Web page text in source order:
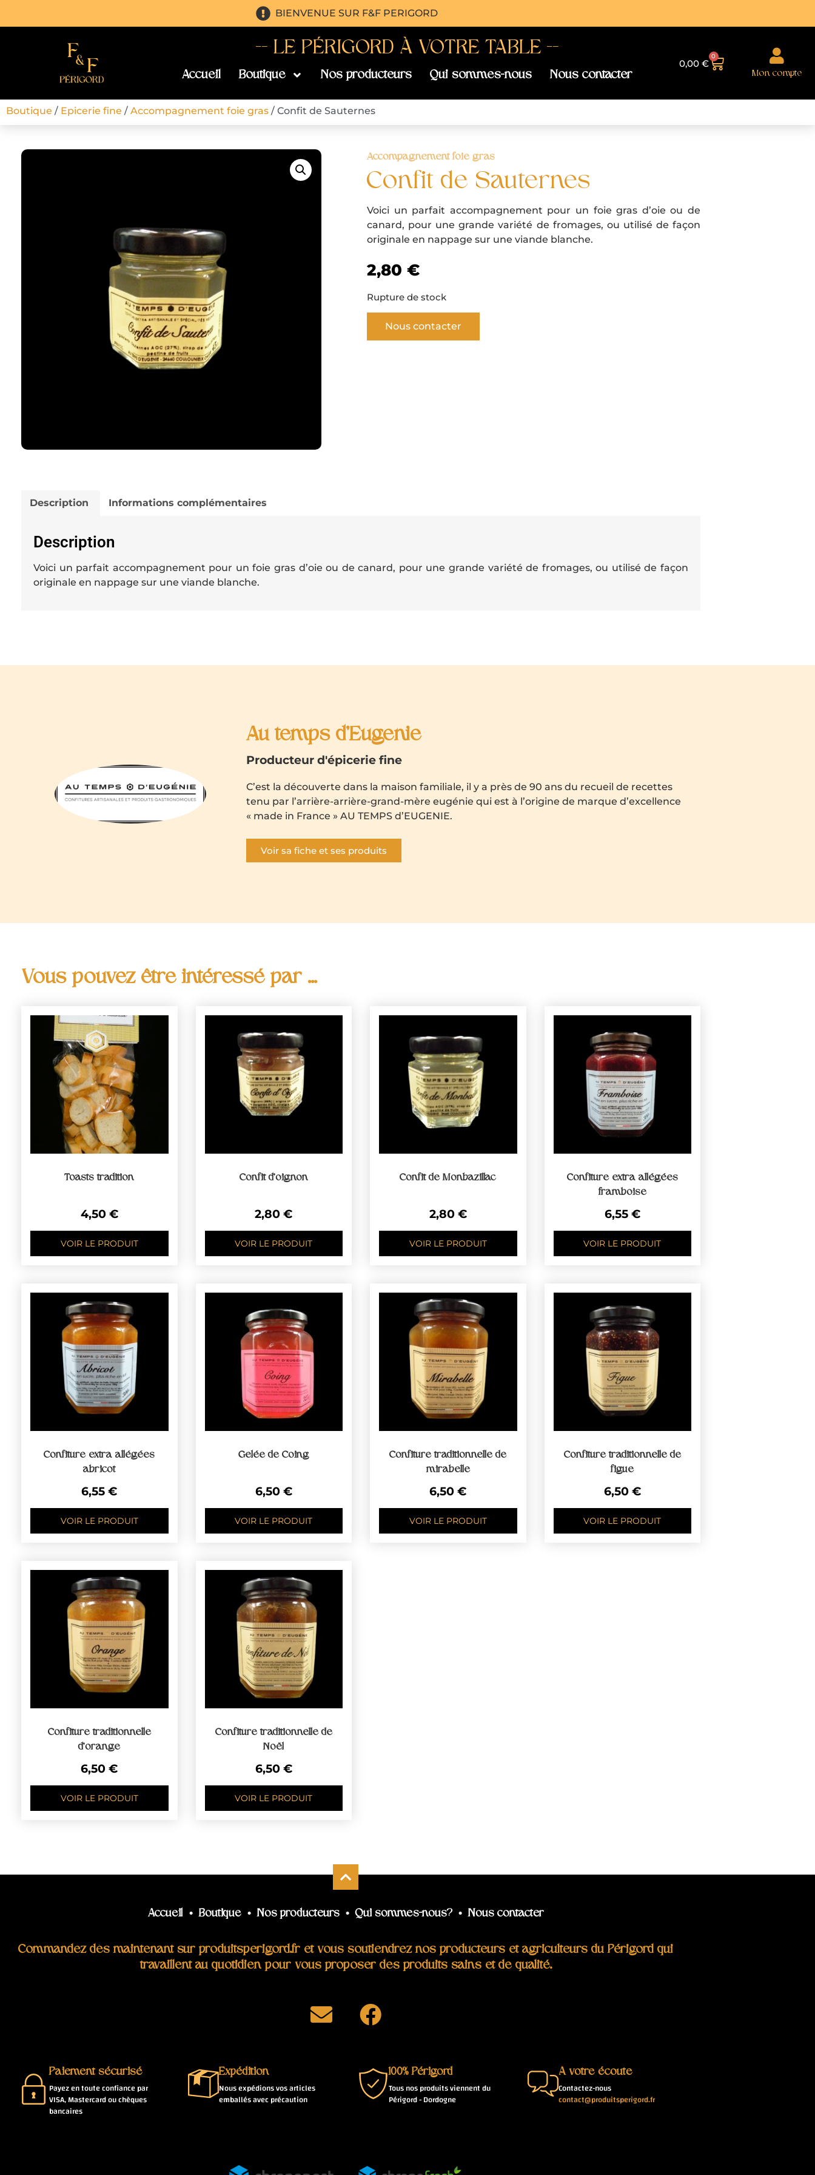
BIENVENUE SUR F&F PERIGORD
-- LE PÉRIGORD À VOTRE TABLE --
Accueil Boutique Nos producteurs Qui sommes-nous Nous contacter
0,00 €
0
Mon compte
Boutique / Epicerie fine / Accompagnement foie gras / Confit de Sauternes
Accompagnement foie gras
Confit de Sauternes
Voici un parfait accompagnement pour un foie gras d’oie ou de
canard, pour une grande variété de fromages, ou utilisé de façon
originale en nappage sur une viande blanche.
2,80 €
Rupture de stock
Nous contacter
Description Informations complémentaires
Description
Voici un parfait accompagnement pour un foie gras d’oie ou de canard, pour une grande variété de fromages, ou utilisé de façon
originale en nappage sur une viande blanche.
Au temps d'Eugenie
Producteur d'épicerie fine
C’est la découverte dans la maison familiale, il y a près de 90 ans du recueil de recettes
tenu par l’arrière-arrière-grand-mère eugénie qui est à l’origine de marque d’excellence
« made in France » AU TEMPS d’EUGENIE.
Voir sa fiche et ses produits
Vous pouvez être intéressé par ...
Toasts tradition
4,50 €
VOIR LE PRODUIT
Confit d’oignon
2,80€
VOIR LE PRODUIT
Confit de Monbazillac
2,80 €
VOIR LE PRODUIT
Confiture extra allégées
framboise
6,55 €
VOIR LE PRODUIT
Confiture extra allégées
abricot
6,55€
VOIR LE PRODUIT
Gelée de Coing
6,50 €
VOIR LE PRODUIT
Confiture traditionnelle de
mirabelle
6,50€
VOIR LE PRODUIT
Confiture traditionnelle de
figue
6,50 €
VOIR LE PRODUIT
Confiture traditionnelle
d’orange
6,50€
VOIR LE PRODUIT
Confiture traditionnelle de
Noël
6,50 €
VOIR LE PRODUIT
Accueil•Boutique•Nos producteurs•Qui sommes-nous?•Nous contacter
Commandez dès maintenant sur produitsperigord.fr et vous soutiendrez nos producteurs et agriculteurs du Périgord qui
travaillent au quotidien pour vous proposer des produits sains et de qualité.
Paiement sécurisé
Payez en toute confiance par
VISA, Mastercard ou chèques
bancaires
Expédition
Nous expédions vos articles
emballés avec précaution
100% Périgord
Tous nos produits viennent du
Périgord - Dordogne
À votre écoute
Contactez-nous
contact@produitsperigord.fr